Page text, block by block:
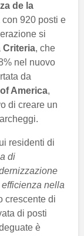
de la
con 920 posti e
si
Criteria, che
nel nuovo
da
America,
di creare un
residenti di
di
nella
crescente di
di posti
è